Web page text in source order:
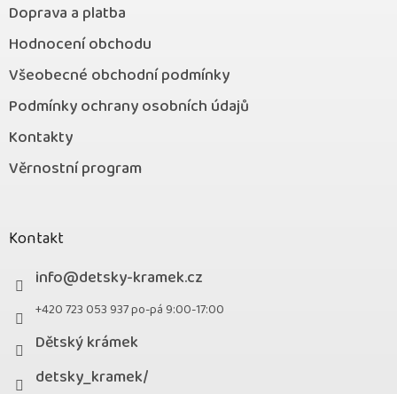
Doprava a platba
Hodnocení obchodu
Všeobecné obchodní podmínky
Podmínky ochrany osobních údajů
Kontakty
Věrnostní program
Kontakt
info@detsky-kramek.cz
+420 723 053 937 po-pá 9:00-17:00
Dětský krámek
detsky_kramek/